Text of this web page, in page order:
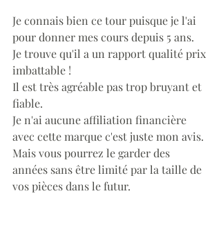
Je connais bien ce tour puisque je l'ai
pour donner mes cours depuis 5 ans.
Je trouve qu'il a un rapport qualité prix
imbattable !
Il est très agréable pas trop bruyant et
fiable.
Je n'ai aucune affiliation financière
avec cette marque c'est juste mon avis.
Mais vous pourrez le garder des
années sans être limité par la taille de
vos pièces dans le futur.